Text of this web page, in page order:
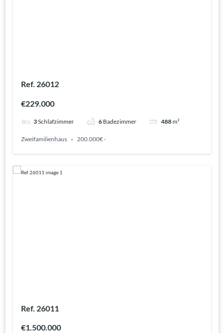
Ref. 26012
€229.000
3Schlafzimmer 6 Badezimmer 488m²
Zweifamilienhaus 200.000€ -
Ref. 26011
€1.500.000